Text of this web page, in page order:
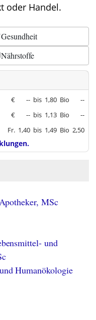
oder Handel.
Gesundheit
Nährstoffe
€ -- bis 1,80 Bio
--
€ -- bis 1,13 Bio
--
Fr. 1,40 bis 1,49 Bio 2,50
MSc
und
Humanökologie